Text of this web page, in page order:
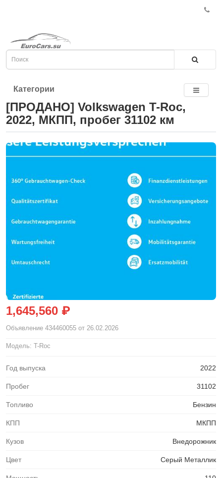
Категории
[ПРОДАНО] Volkswagen T-Roc,
2022, МКПП, пробег 31102 км
1,645,560 ₽
Объявление 434460055 от 26.02.2026
Модель: T-Roc
Год выпуска 2022
Пробег 31102
Топливо Бензин
КПП МКПП
Кузов Внедорожник
Цвет Серый Металлик